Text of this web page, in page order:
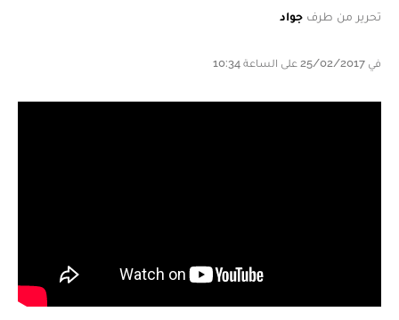
تحرير من طرف جواد
في 25/02/2017 على الساعة 10:34